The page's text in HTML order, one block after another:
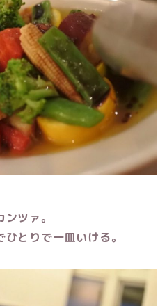
ツァ。
とりで一皿いける。